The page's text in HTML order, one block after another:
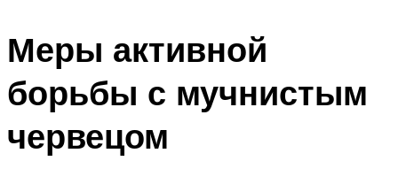
Меры активной
борьбы с мучнистым
червецом